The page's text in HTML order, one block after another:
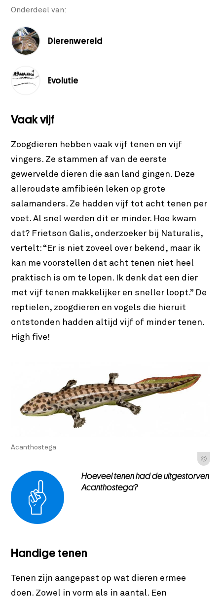
Onderdeel van:
Dierenwereld
Evolutie
Vaak vijf
Zoogdieren hebben vaak vijf tenen en vijf
vingers. Ze stammen af van de eerste
gewervelde dieren die aan land gingen. Deze
alleroudste amfibieën leken op grote
salamanders. Ze hadden vijf tot acht tenen per
voet. Al snel werden dit er minder. Hoe kwam
dat? Frietson Galis, onderzoeker bij Naturalis,
vertelt: “Er is niet zoveel over bekend, maar ik
kan me voorstellen dat acht tenen niet heel
praktisch is om te lopen. Ik denk dat een dier
met vijf tenen makkelijker en sneller loopt.” De
reptielen, zoogdieren en vogels die hieruit
ontstonden hadden altijd vijf of minder tenen.
High five!
Acanthostega
Ⓒ
Hoeveel tenen had de uitgestorven
Acanthostega?
Handige tenen
Tenen zijn aangepast op wat dieren ermee
doen. Zowel in vorm als in aantal. Een